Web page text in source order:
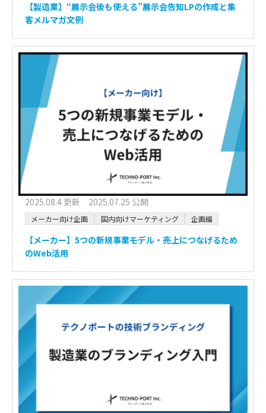
【製造業】“展示会後も使える”展示会告知LPの作成と集
客メルマガ文例
2025.08.4 更新 2025.07.25 公開
メーカー向け企画 国内向けマーケティング 企画編
【メーカー】5つの新規事業モデル・売上につなげるため
のWeb活用